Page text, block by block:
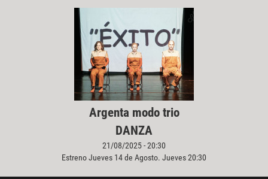
Argenta modo trio
DANZA
21/08/2025 - 20:30
Estreno Jueves 14 de Agosto. Jueves 20:30